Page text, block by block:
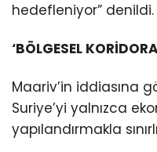
hedefleniyor” denildi.
‘BÖLGESEL
Maariv’in iddiasına
Suriye’yi yalnızca
yapılandırmakla